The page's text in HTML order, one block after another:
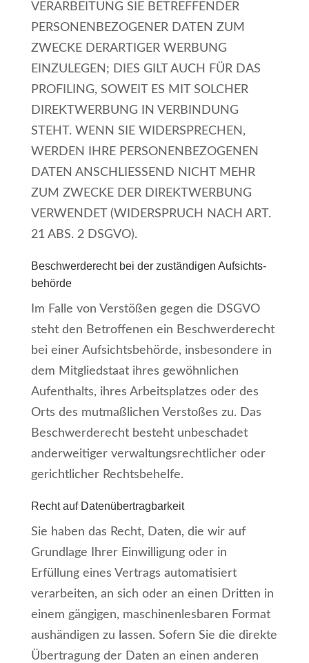
VERARBEITUNG SIE BETREFFENDER
PERSONENBEZOGENER DATEN ZUM
ZWECKE DERARTIGER WERBUNG
EINZULEGEN; DIES GILT AUCH FÜR DAS
PROFILING, SOWEIT ES MIT SOLCHER
DIREKTWERBUNG IN VERBINDUNG
STEHT. WENN SIE WIDERSPRECHEN,
WERDEN IHRE PERSONENBEZOGENEN
DATEN ANSCHLIESSEND NICHT MEHR
ZUM ZWECKE DER DIREKTWERBUNG
VERWENDET (WIDERSPRUCH NACH ART.
21 ABS. 2 DSGVO).
Beschwerde­recht bei der zuständigen Aufsichts­
behörde
Im Falle von Verstößen gegen die DSGVO
steht den Betroffenen ein Beschwerderecht
bei einer Aufsichtsbehörde, insbesondere in
dem Mitgliedstaat ihres gewöhnlichen
Aufenthalts, ihres Arbeitsplatzes oder des
Orts des mutmaßlichen Verstoßes zu. Das
Beschwerderecht besteht unbeschadet
anderweitiger verwaltungsrechtlicher oder
gerichtlicher Rechtsbehelfe.
Recht auf Daten­übertrag­barkeit
Sie haben das Recht, Daten, die wir auf
Grundlage Ihrer Einwilligung oder in
Erfüllung eines Vertrags automatisiert
verarbeiten, an sich oder an einen Dritten in
einem gängigen, maschinenlesbaren Format
aushändigen zu lassen. Sofern Sie die direkte
Übertragung der Daten an einen anderen